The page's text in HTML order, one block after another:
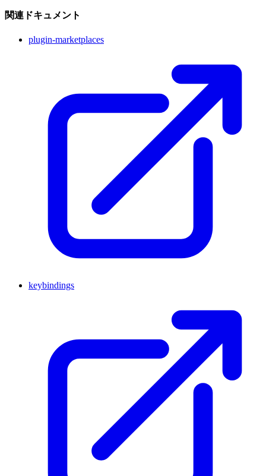
関連ドキュメント
plugin-marketplaces
keybindings